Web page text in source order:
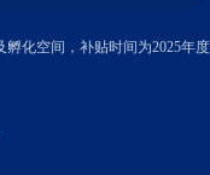
化空间，补贴时间为2025年度